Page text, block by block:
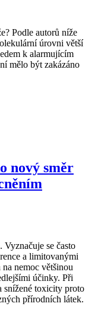
Podle autorů níže
úrovni větší
k alarmujícím
mělo být zakázáno
nový směr
se často
a limitovanými
nemoc většinou
účinky. Při
snížené toxicity proto
přírodních látek.